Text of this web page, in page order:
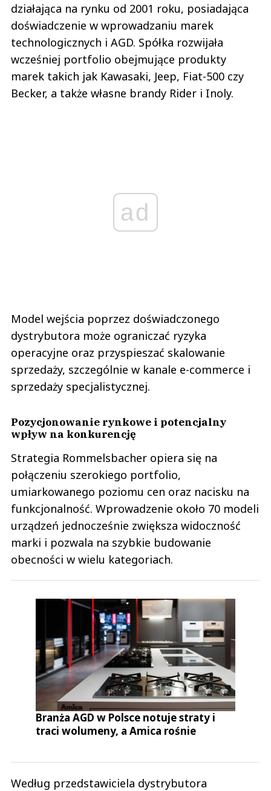
działająca na rynku od 2001 roku, posiadająca
doświadczenie w wprowadzaniu marek
technologicznych i AGD. Spółka rozwijała
wcześniej portfolio obejmujące produkty
marek takich jak Kawasaki, Jeep, Fiat-500 czy
Becker, a także własne brandy Rider i Inoly.
ad
Model wejścia poprzez doświadczonego
dystrybutora może ograniczać ryzyka
operacyjne oraz przyspieszać skalowanie
sprzedaży, szczególnie w kanale e-commerce i
sprzedaży specjalistycznej.
Pozycjonowanie rynkowe i potencjalny
wpływ na konkurencję
Strategia Rommelsbacher opiera się na
połączeniu szerokiego portfolio,
umiarkowanego poziomu cen oraz nacisku na
funkcjonalność. Wprowadzenie około 70 modeli
urządzeń jednocześnie zwiększa widoczność
marki i pozwala na szybkie budowanie
obecności w wielu kategoriach.
Branża AGD w Polsce notuje straty i
traci wolumeny, a Amica rośnie
Według przedstawiciela dystrybutora